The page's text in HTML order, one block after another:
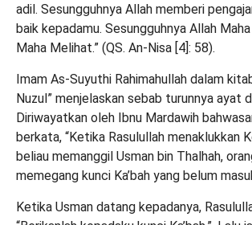
adil. Sesungguhnya Allah memberi
baik kepadamu. Sesungguhnya Allah
Maha Melihat.” (QS. An-Nisa [4]: 58).
Imam As-Suyuthi Rahimahullah dalam
Nuzul” menjelaskan sebab turunnya ayat
Diriwayatkan oleh Ibnu Mardawih
berkata, “Ketika Rasulullah menaklukkan
beliau memanggil Usman bin Thalhah,
memegang kunci Ka’bah yang belum
Ketika Usman datang kepadanya,